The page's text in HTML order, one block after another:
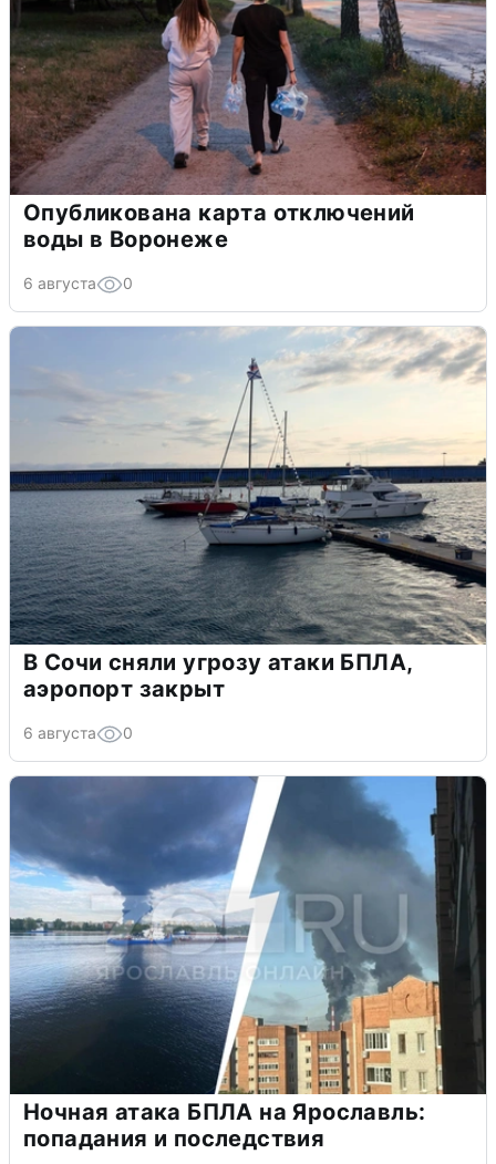
Опубликована карта отключений
воды в Воронеже
6 августа 0
В Сочи сняли угрозу атаки БПЛА,
аэропорт закрыт
6 августа 0
Ночная атака БПЛА на Ярославль:
попадания и последствия